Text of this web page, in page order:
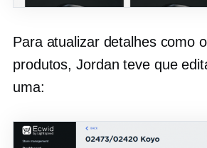
Para atualizar detalhes como
produtos, Jordan teve que
uma: